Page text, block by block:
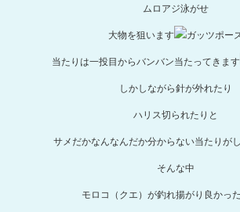
ムロアジ泳がせ
大物を狙います
当たりは一投目からバンバン当たってきます
しかしながら針が外れたり
ハリス切られたりと
サメだかなんなんだか分からない当たりが
そんな中
モロコ（クエ）が釣れ揚がり良かった